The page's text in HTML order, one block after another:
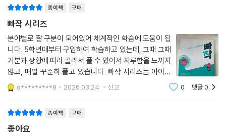
종이책 구매
빠작 시리즈
분야별로 잘 구분이 되어있어 체계적인 학습에 도움이 됩
니다. 5학년때부터 구입하여 학습하고 있는데, 그때 그때
기분과 상황에 따라 골라서 풀 수 있어서 지루함을 느끼지
않고, 매일 꾸준히 풀고 있습니다. 빠작 시리즈는 아이의
국어 능력 향상에 매우 도움이 됩니다.
d*********8 2026.03.24. 신고 0 댓글0
종이책 구매
좋아요